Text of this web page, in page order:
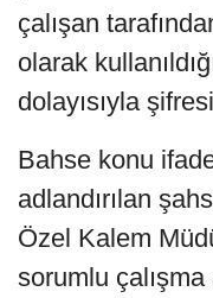
çalışan
olarak
dolayısıyla
Bahse konu
adlandırılan
Özel Kalem
sorumlu